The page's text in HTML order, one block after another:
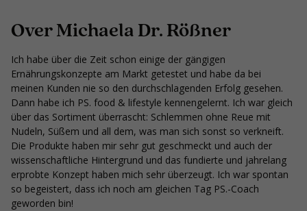
Over Michaela Dr. Rößner
Ich habe über die Zeit schon einige der gängigen
Ernährungskonzepte am Markt getestet und habe da bei
meinen Kunden nie so den durchschlagenden Erfolg gesehen.
Dann habe ich PS. food & lifestyle kennengelernt. Ich war gleich
über das Sortiment überrascht: Schlemmen ohne Reue mit
Nudeln, Süßem und all dem, was man sich sonst so verkneift.
Die Produkte haben mir sehr gut geschmeckt und auch der
wissenschaftliche Hintergrund und das fundierte und jahrelang
erprobte Konzept haben mich sehr überzeugt. Ich war spontan
so begeistert, dass ich noch am gleichen Tag PS.-Coach
geworden bin!